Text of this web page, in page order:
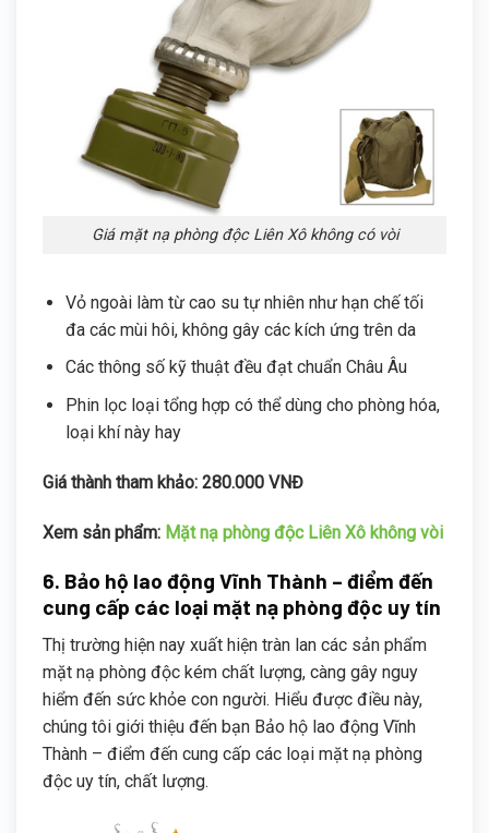
Giá mặt nạ phòng độc Liên Xô không có vòi
Vỏ ngoài làm từ cao su tự nhiên như hạn chế tối
đa các mùi hôi, không gây các kích ứng trên da
Các thông số kỹ thuật đều đạt chuẩn Châu Âu
Phin lọc loại tổng hợp có thể dùng cho phòng hóa,
loại khí này hay
Giá thành tham khảo: 280.000 VNĐ
Xem sản phẩm: Mặt nạ phòng độc Liên Xô không vòi
6. Bảo hộ lao động Vĩnh Thành – điểm đến
cung cấp các loại mặt nạ phòng độc uy tín
Thị trường hiện nay xuất hiện tràn lan các sản phẩm
mặt nạ phòng độc kém chất lượng, càng gây nguy
hiểm đến sức khỏe con người. Hiểu được điều này,
chúng tôi giới thiệu đến bạn Bảo hộ lao động Vĩnh
Thành – điểm đến cung cấp các loại mặt nạ phòng
độc uy tín, chất lượng.